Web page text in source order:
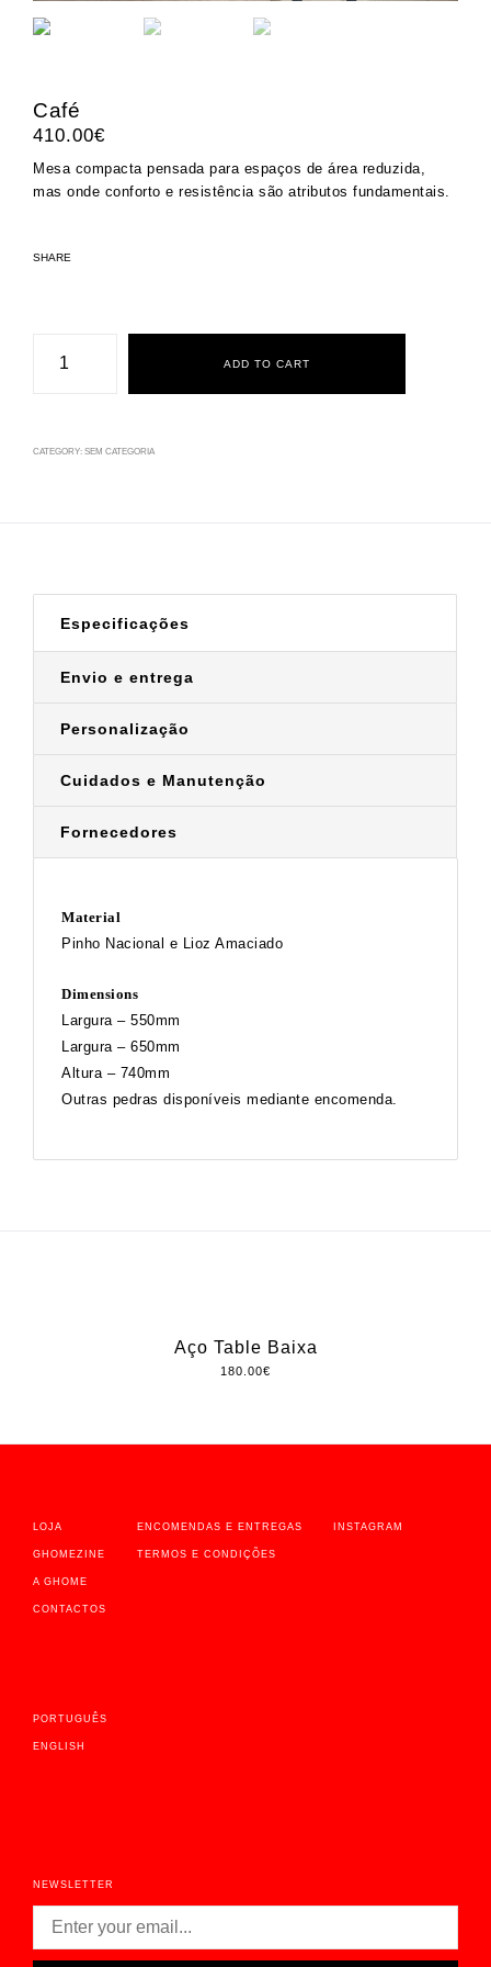
Café
410.00€
Mesa compacta pensada para espaços de área reduzida,
mas onde conforto e resistência são atributos fundamentais.
SHARE
quantity
ADD TO CART
CATEGORY: SEM CATEGORIA
Especificações
Envio e entrega
Personalização
Cuidados e Manutenção
Fornecedores
Material
Pinho Nacional e Lioz Amaciado
Dimensions
Largura – 550mm
Largura – 650mm
Altura – 740mm
Outras pedras disponíveis mediante encomenda.
Aço Table Baixa
180.00€
LOJA
GHOMEZINE
A GHOME
CONTACTOS
ENCOMENDAS E ENTREGAS
TERMOS E CONDIÇÕES
INSTAGRAM
PORTUGUÊS
ENGLISH
NEWSLETTER